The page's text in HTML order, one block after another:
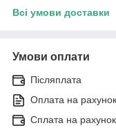
Всі умови доставки
Умови оплати
Післяплата
Оплата на рахунок
Сплата на